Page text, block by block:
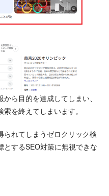
ら目的を達成してしまい、
を終えてしまいます。
れてしまうゼロクリック検
するSEO対策に無視できな